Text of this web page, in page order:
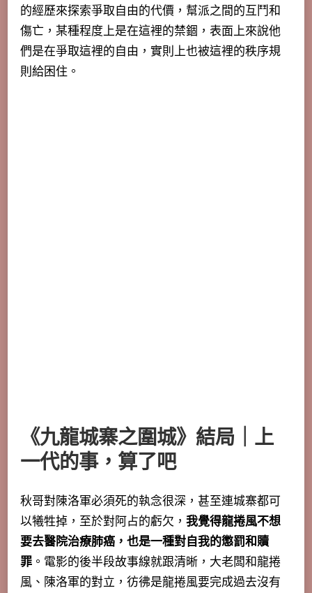
的經歷來探索爭取自由的代價，幫派之間的互鬥和
傷亡，某種程度上是在這裡的禁錮，表面上來說他
們是在爭取這裡的自由，實則上也被這裡的秩序規
則給困住。
《九龍城寨之圍城》結局｜上
一代的事，算了吧
秋哥對陳洛軍必須死的執念很深，甚至連城寨都可
以犧牲掉，至於對阿占的虧欠， 我覺得龍捲風不想
要去醫院治療肺癌，也是一種對自我的懲罰和贖
罪 。電影的後半段故事線就跟清晰，大老闆和龍捲
風、陳洛軍的對立，彷彿是龍捲風要完成過去沒有